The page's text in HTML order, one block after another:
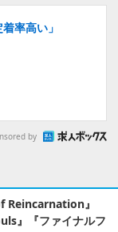
率高い」
by
Reincarnation』
』『ファイナルフ